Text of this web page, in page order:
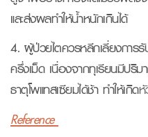
และส่งผลทำให้น้ำหนักเกินได้
4. ผู้ป่วยไตควรหลีกเลี่ยงการรั
ครึ่งเม็ด เนื่องจากทุเรียนมีปริ
ธาตุโพแทสเซียมได้ช้า ทำให้เกิดหั
Reference